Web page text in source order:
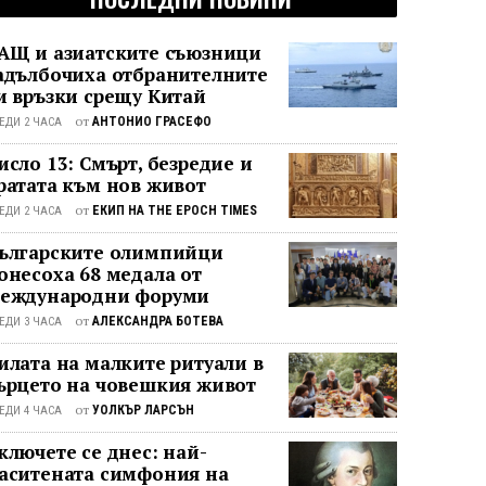
и азиатските съюзници
отбранителните
връзки срещу Китай
2 ЧАСА от АНТОНИО ГРАСЕФО
13: Смърт, безредие и
към нов живот
2 ЧАСА от ЕКИП НА THE EPOCH TIMES
олимпийци
68 медала от
форуми
3 ЧАСА от АЛЕКСАНДРА БОТЕВА
на малките ритуали в
на човешкия живот
4 ЧАСА от УОЛКЪР ЛАРСЪН
се днес: най-
симфония на